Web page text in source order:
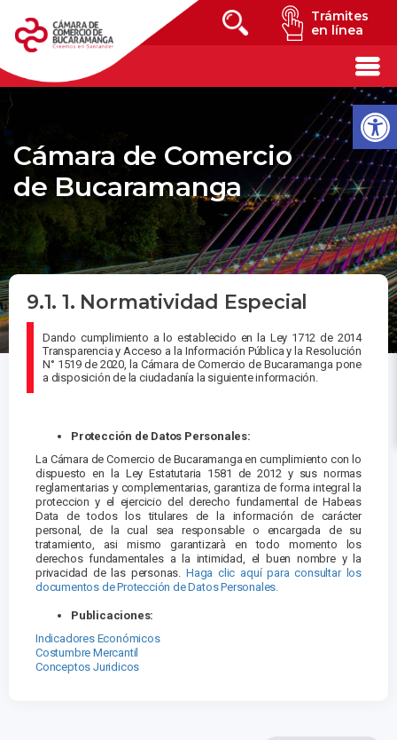
Trámites
en línea
Cámara de Comercio
de Bucaramanga
9.1. 1. Normatividad Especial
Dando cumplimiento a lo establecido en la Ley 1712 de 2014
Transparencia y Acceso a la Información Pública y la Resolución
N° 1519 de 2020, la Cámara de Comercio de Bucaramanga pone
a disposición de la ciudadanía la siguiente información.
Protección de Datos Personales:
La Cámara de Comercio de Bucaramanga en cumplimiento con lo
dispuesto en la Ley Estatutaria 1581 de 2012 y sus normas
reglamentarias y complementarias, garantiza de forma integral la
proteccion y el ejercicio del derecho fundamental de Habeas
Data de todos los titulares de la información de carácter
personal, de la cual sea responsable o encargada de su
tratamiento, asi mismo garantizarà en todo momento los
derechos fundamentales a la intimidad, el buen nombre y la
privacidad de las personas. Haga clic aquí para consultar los
documentos de Protección de Datos Personales.
Publicaciones:
Indicadores Económicos
Costumbre Mercantil
Conceptos Juridicos